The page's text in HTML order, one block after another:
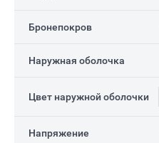
Бронепокров
Наружная оболочка
Цвет наружной оболочки
Напряжение